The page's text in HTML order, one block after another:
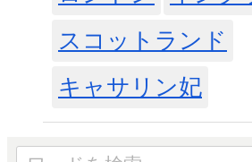
スコットランド
キャサリン妃